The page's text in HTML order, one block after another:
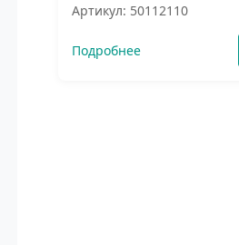
Артикул: 50112110
Подробнее